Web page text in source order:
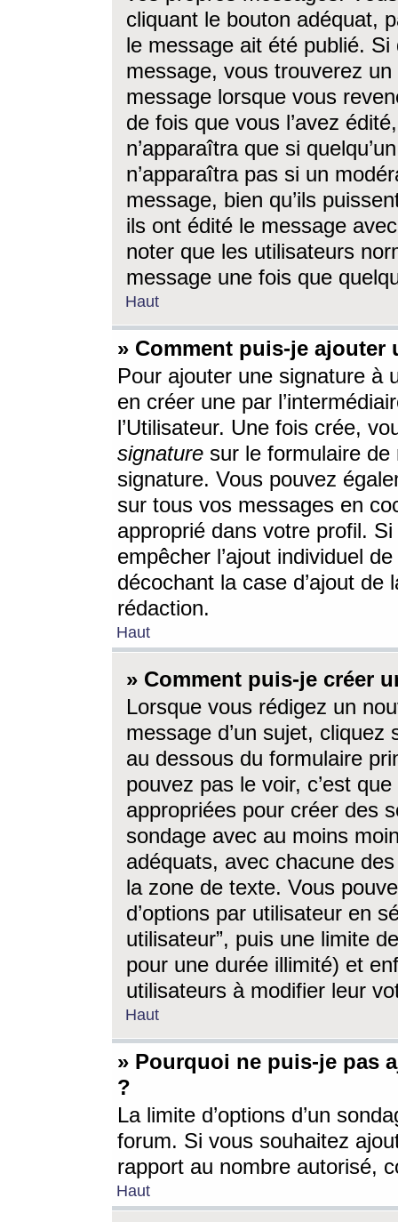
cliquant le bouton adéquat,
le message ait été publié. Si
message, vous trouverez
message lorsque vous
de fois que vous l’avez
n’apparaîtra que si
n’apparaîtra pas si un
message, bien qu’ils
ils ont édité le message
noter que les utilisateurs
message une fois que
Haut
» Comment puis-je ajouter
Pour ajouter une signature à
en créer une par
l’Utilisateur. Une fois crée,
signature sur le formulaire de
signature. Vous pouvez
sur tous vos messages en
approprié dans votre profil.
empêcher l’ajout individuel
décochant la case d’ajout
rédaction.
Haut
» Comment puis-je créer
Lorsque vous rédigez un
message d’un sujet, cliquez
au dessous du formulaire
pouvez pas le voir, c’est
appropriées pour créer des
sondage avec au moins
adéquats, avec chacune
la zone de texte. Vous
d’options par utilisateur en
utilisateur”, puis une limite
pour une durée illimité) et
utilisateurs à modifier leur
Haut
» Pourquoi ne puis-je pas
?
La limite d’options d’un
forum. Si vous souhaitez
rapport au nombre autorisé,
Haut